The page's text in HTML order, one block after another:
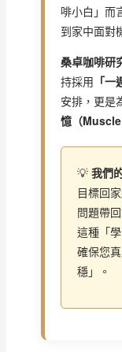
啡小白」而
到家中面對
桑卓咖啡研
持採用 「一
安排，更
憶（Muscle
💡 我們
目標回
問題帶
這種「
確保您
穩」。